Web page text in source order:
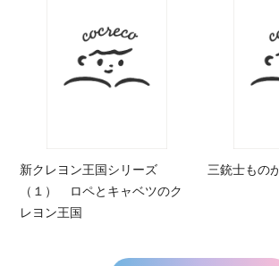
新クレヨン王国シリーズ
（１） ロペとキャベツのク
レヨン王国
三銃士もの